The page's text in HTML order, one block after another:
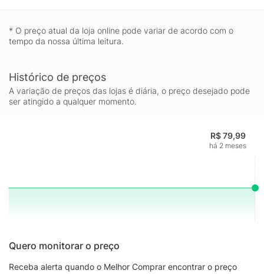
* O preço atual da loja online pode variar de acordo com o
tempo da nossa última leitura.
Histórico de preços
A variação de preços das lojas é diária, o preço desejado pode
ser atingido a qualquer momento.
R$ 79,99
há 2 meses
Quero monitorar o preço
Receba alerta quando o Melhor Comprar encontrar o preço